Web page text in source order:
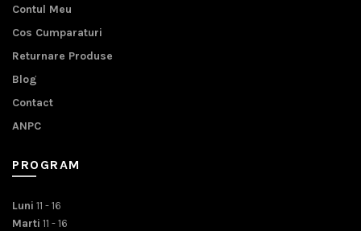
Contul Meu
Cos Cumparaturi
Returnare Produse
Blog
Contact
ANPC
PROGRAM
Luni 11 - 16
Marti 11 - 16